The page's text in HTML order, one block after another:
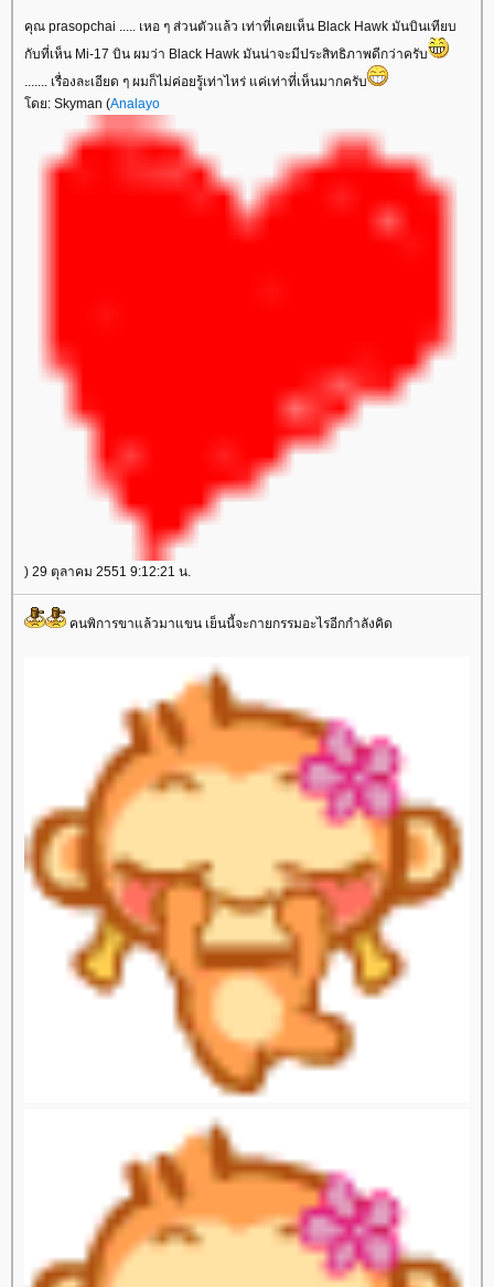
คุณ prasopchai ..... เหอ ๆ ส่วนตัวแล้ว เท่าที่เคยเห็น Black Hawk มันบินเทียบ
กับที่เห็น Mi-17 บิน ผมว่า Black Hawk มันน่าจะมีประสิทธิภาพดีกว่าครับ
....... เรื่องละเอียด ๆ ผมก็ไม่ค่อยรู้เท่าไหร่ แค่เท่าที่เห็นมากครับ
ดย: Skyman (Analayo
) 29 ตุลาคม 2551 9:12:21 น.
คนพิการขาแล้วมาแขน เย็นนี้จะกายกรรมอะไรอีกกำลังคิด